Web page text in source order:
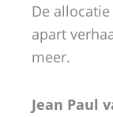
De
apart
meer.
Jean Paul